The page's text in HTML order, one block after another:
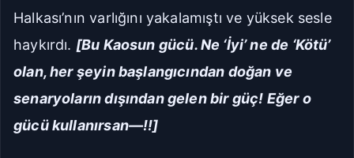
Halkası’nın varlığını yakalamıştı ve yüksek sesle
haykırdı. [Bu Kaosun gücü. Ne ‘İyi’ ne de ‘Kötü’
olan, her şeyin başlangıcından doğan ve
senaryoların dışından gelen bir güç! Eğer o
gücü kullanırsan—!!]